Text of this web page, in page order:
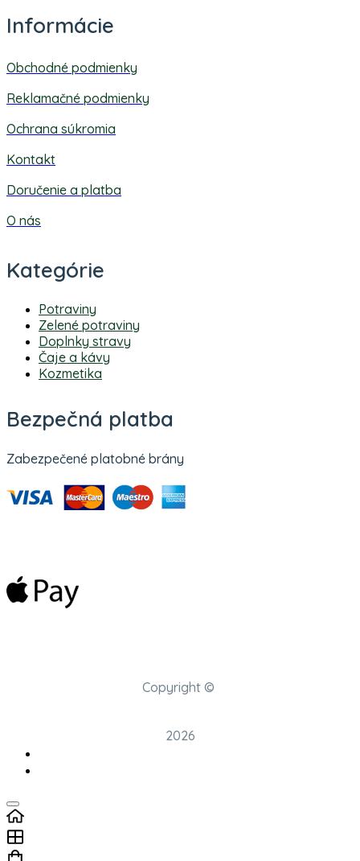
Informácie
Obchodné podmienky
Reklamačné podmienky
Ochrana súkromia
Kontakt
Doručenie a platba
O nás
Kategórie
Potraviny
Zelené potraviny
Doplnky stravy
Čaje a kávy
Kozmetika
Bezpečná platba
Zabezpečené platobné brány
Copyright ©
2026